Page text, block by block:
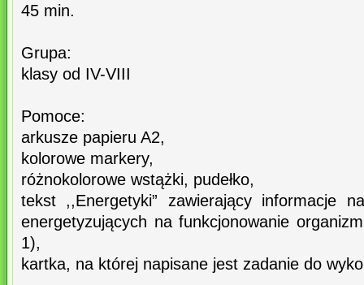
45 min.
Grupa:
klasy od IV-VIII
Pomoce:
arkusze papieru A2,
kolorowe markery,
różnokolorowe wstążki, pudełko,
tekst ,,Energetyki” zawierający informacje
energetyzujących na funkcjonowanie
1),
kartka, na której napisane jest zadanie do